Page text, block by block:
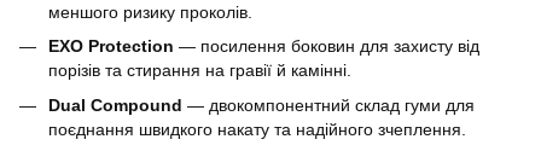
меншого ризику проколів.
EXO Protection — посилення боковин для захисту від
порізів та стирання на гравії й камінні.
Dual Compound — двокомпонентний склад гуми для
поєднання швидкого накату та надійного зчеплення.